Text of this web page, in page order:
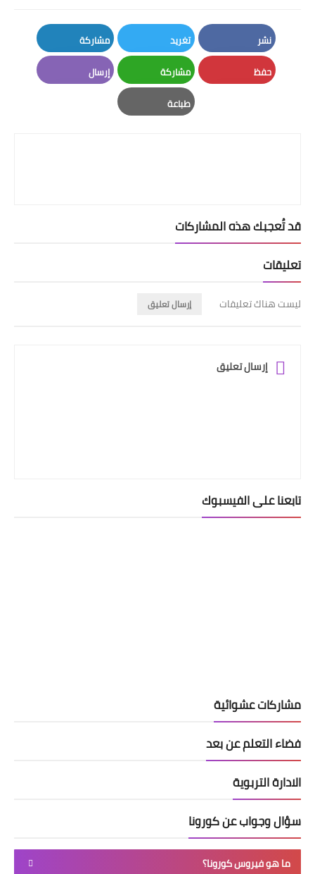
نشر
Facebook
تغريد
Twitter
مشاركة
LinkedIn
حفظ مشاركة
Whatsapp
إرسال
طباعة
قد تُعجبك هذه المشاركات
تعليقات
ليست هناك تعليقات إرسال تعليق
إرسال تعليق
تابعنا على الفيسبوك
مشاركات عشوائية
فضاء التعلم عن بعد
الادارة التربوية
سؤال وجواب عن كورونا
ما هو فيروس كورونا؟